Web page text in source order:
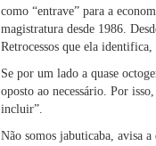
como “entrave” para a
magistratura desde 1986.
Retrocessos que ela
Se por um lado a quase
oposto ao necessário. Por
incluir”.
Não somos jabuticaba, avisa